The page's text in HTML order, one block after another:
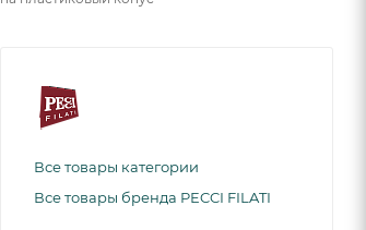
Все товары категории
Все товары бренда PECCI FILATI